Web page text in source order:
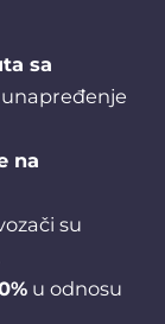
sa
na
su
u odnosu